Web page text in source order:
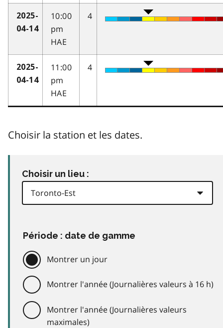
2025-
04-14
10:00
pm
HAE
4
2025-
04-14
11:00
pm
HAE
4
Choisir la station et les dates.
Choisir un lieu :
Période : date de gamme
Montrer un jour
Montrer l'année (Journalières valeurs à 16 h)
Montrer l'année (Journalières valeurs
maximales)